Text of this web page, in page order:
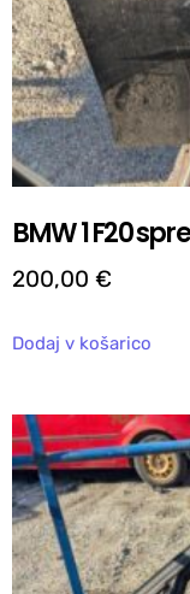
BMW 1 F20
200,00 €
Dodaj v košarico